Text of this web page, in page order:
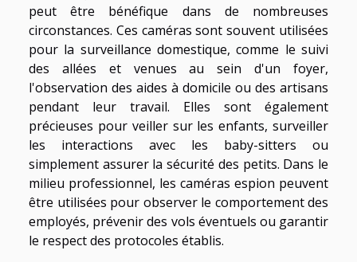
peut être bénéfique dans de nombreuses
circonstances. Ces caméras sont souvent utilisées
pour la surveillance domestique, comme le suivi
des allées et venues au sein d'un foyer,
l'observation des aides à domicile ou des artisans
pendant leur travail. Elles sont également
précieuses pour veiller sur les enfants, surveiller
les interactions avec les baby-sitters ou
simplement assurer la sécurité des petits. Dans le
milieu professionnel, les caméras espion peuvent
être utilisées pour observer le comportement des
employés, prévenir des vols éventuels ou garantir
le respect des protocoles établis.